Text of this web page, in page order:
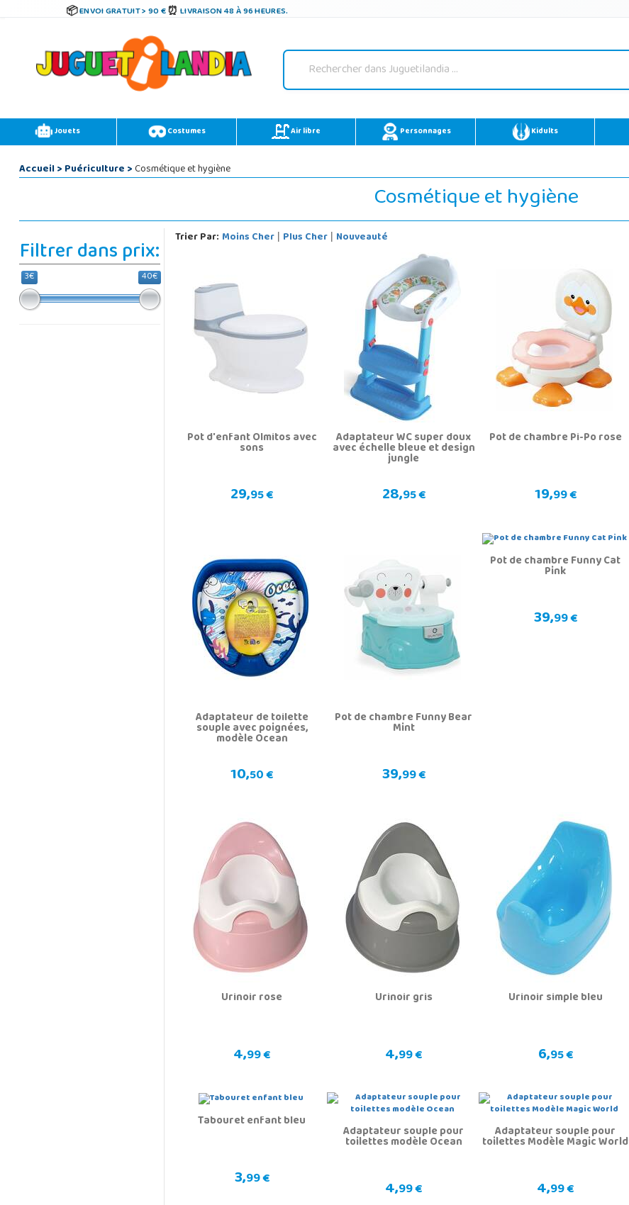
ENVOI GRATUIT > 90 € LIVRAISON 48 À 96 HEURES.
Jouets Costumes Air libre Personnages Kidults
Accueil>Puériculture>Cosmétique et hygiène
Cosmétique et hygiène
Filtrer dans prix:
3€ 40€
Trier Par: Moins Cher| Plus Cher| Nouveauté
Pot d'enfant Olmitos avec
sons
29,95 €
Adaptateur WC super doux
avec échelle bleue et design
jungle
28,95 €
Pot de chambre Pi-Po rose
19,99 €
Adaptateur de toilette
souple avec poignées,
modèle Ocean
10,50 €
Pot de chambre Funny Bear
Mint
39,99 €
Pot de chambre Funny Cat
Pink
39,99 €
Urinoir rose
4,99 €
Urinoir gris
4,99 €
Urinoir simple bleu
6,95 €
Tabouret enfant bleu
3,99 €
Adaptateur souple pour
toilettes modèle Ocean
4,99 €
Adaptateur souple pour
toilettes Modèle Magic World
4,99 €